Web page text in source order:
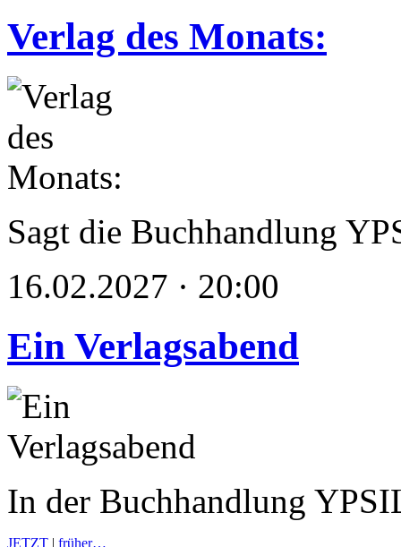
Verlag des Monats:
Sagt die Buchhandlung
16.02.2027 · 20:00
Ein Verlagsabend
In der Buchhandlung
JETZT | früher…